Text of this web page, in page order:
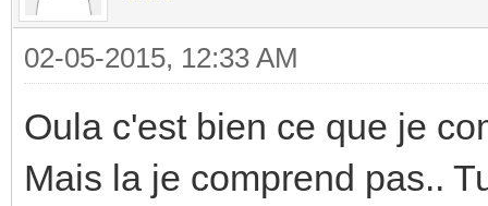
02-05-2015, 12:33 AM
Oula c'est bien ce que je
Mais la je comprend pas..